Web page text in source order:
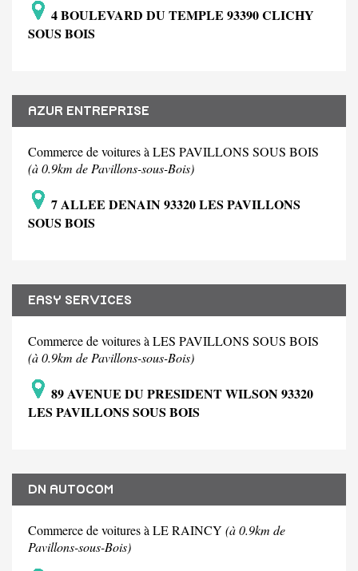
4 BOULEVARD DU TEMPLE 93390 CLICHY
SOUS BOIS
AZUR ENTREPRISE
Commerce de voitures à LES PAVILLONS SOUS BOIS
(à 0.9km de Pavillons-sous-Bois)
7 ALLEE DENAIN 93320 LES PAVILLONS
SOUS BOIS
EASY SERVICES
Commerce de voitures à LES PAVILLONS SOUS BOIS
(à 0.9km de Pavillons-sous-Bois)
89 AVENUE DU PRESIDENT WILSON 93320
LES PAVILLONS SOUS BOIS
DN AUTOCOM
Commerce de voitures à LE RAINCY (à 0.9km de
Pavillons-sous-Bois)